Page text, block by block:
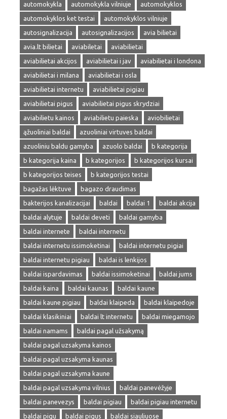
automokykla
automokykla vilniuje
automokyklos
automokyklos ket testai
automokyklos vilniuje
autosignalizacija
autosignalizacijos
avia bilietai
avia.lt bilietai
aviabiletai
aviabilietai
aviabilietai akcijos
aviabilietai i jav
aviabilietai i londona
aviabilietai i milana
aviabilietai i osla
aviabilietai internetu
aviabilietai pigiau
aviabilietai pigus
aviabilietai pigus skrydziai
aviabilietu kainos
aviabilietu paieska
aviobilietai
ąžuoliniai baldai
azuoliniai virtuves baldai
azuoliniu baldu gamyba
azuolo baldai
b kategorija
b kategorija kaina
b kategorijos
b kategorijos kursai
b kategorijos teises
b kategorijos testai
bagažas lėktuve
bagazo draudimas
bakterijos kanalizacijai
baldai baldai 1
baldai akcija
baldai alytuje
baldai deveti
baldai gamyba
baldai internete
baldai internetu
baldai internetu issimoketinai
baldai internetu pigiai
baldai internetu pigiau
baldai is lenkijos
baldai ispardavimas
baldai issimoketinai
baldai jums
baldai kaina
baldai kaunas
baldai kaune
baldai kaune pigiau
baldai klaipeda
baldai klaipedoje
baldai klasikiniai
baldai lt internetu
baldai miegamojo
baldai namams
baldai pagal užsakymą
baldai pagal uzsakyma kainos
baldai pagal uzsakyma kaunas
baldai pagal uzsakyma kaune
baldai pagal uzsakyma vilnius
baldai panevėžyje
baldai panevezys
baldai pigiau
baldai pigiau internetu
baldai pigu
baldai pigus baldai siauliuose